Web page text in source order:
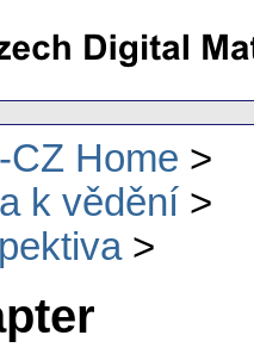
CZ Home
k vědění